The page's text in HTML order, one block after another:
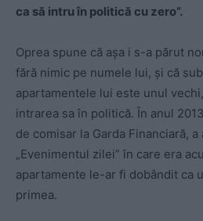
ca să intru în politică cu zero”.
Oprea spune că așa i s-a părut
fără nimic pe numele lui, și că
apartamentele lui este unul
intrarea sa în politică. În anul
de comisar la Garda Financiară,
„Evenimentul zilei” în care era
apartamente le-ar fi dobândit ca
primea.